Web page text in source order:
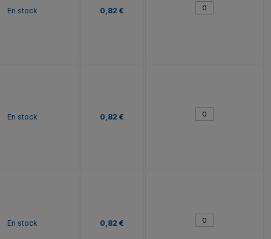
En stock 0,82 €
En stock 0,82 €
En stock 0,82 €